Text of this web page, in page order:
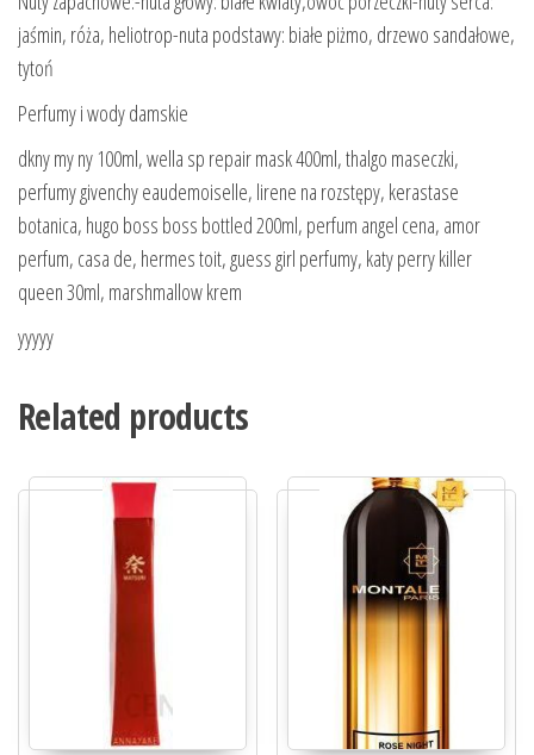
jaśmin, róża, heliotrop-nuta podstawy: białe piżmo, drzewo sandałowe,
tytoń
Perfumy i wody damskie
dkny my ny 100ml, wella sp repair mask 400ml, thalgo maseczki,
perfumy givenchy eaudemoiselle, lirene na rozstępy, kerastase
botanica, hugo boss boss bottled 200ml, perfum angel cena, amor
perfum, casa de, hermes toit, guess girl perfumy, katy perry killer
queen 30ml, marshmallow krem
yyyyy
Related products